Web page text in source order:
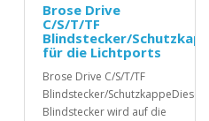
Brose Drive
C/S/T/TF
Blindstecker/
für die Lichtports
Brose Drive C/S/T/TF
Blindstecker/SchutzkappeDieser
Blindstecker wird auf die